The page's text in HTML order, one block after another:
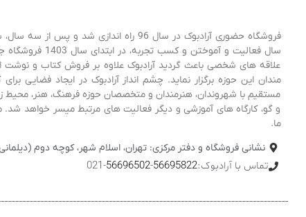
فروشگاه حضوری آرادبوک در سال 96 راه
علاقه های شخصی باعث گردید آرادبوک علاوه بر فروش کتاب و نوشت
مندان این حوزه برگزار نماید. چشم انداز آرادبوک در ایجاد
مستقیم با شهروندان، هنرمندان و متخصصان حوزه فرهنگ، هنر، محیط
و گو، کارگاه های آموزشی و دیگر فعالیت های مرتبط میسر خواهد شد.
ما.
نشانی فروشگاه و دفتر مرکزی: تهران، اسلام شهر، کوچه دوم (دیلمانی
تماس با آرادبوک:56695822
-
56696502
-021